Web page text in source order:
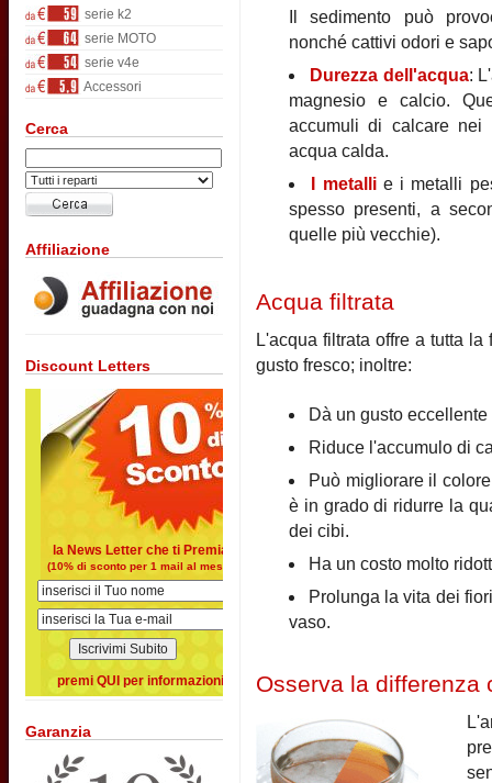
serie k2
serie MOTO
serie v4e
Accessori
Cerca
Affiliazione
Discount Letters
la News Letter che ti Premia
(10% di sconto per 1 mail al mese)
premi QUI per informazioni
Garanzia
Il sedimento può
nonché cattivi odori e
Durezza dell'acqua:
magnesio e calcio.
accumuli di calcare nei
acqua calda.
I metallie i metalli
spesso presenti, a
quelle più vecchie).
Acqua filtrata
L'acqua filtrata offre a tutta
gusto fresco; inoltre:
Dà un gusto eccellente
Riduce l'accumulo di
Può migliorare il
è in grado di ridurre la
dei cibi.
Ha un costo molto
Prolunga la vita dei
vaso.
Osserva la differenza